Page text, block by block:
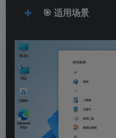
🎯 适用场景